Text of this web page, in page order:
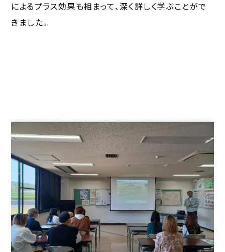
によるプラス効果も相まって、深く詳しく学ぶことがで
きました。